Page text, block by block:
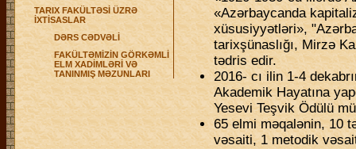
TARIX FAKÜLTƏSİ ÜZRƏ
İXTİSASLAR
DƏRS CƏDVƏLİ
FAKÜLTƏMİZİN GÖRKƏMLİ
ELM XADİMLƏRİ VƏ
TANINMIŞ MƏZUNLARI
«Azərbaycanda
xüsusiyyətləri»,
tarixşünaslığı, Mirzə
tədris edir.
2016- cı ilin 1-4
Akademik Hayatına
Yesevi Teşvik Ödülü
65 elmi məqalənin, 10
vəsaiti, 1 metodik